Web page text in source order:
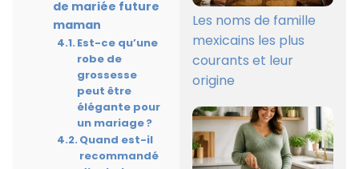
de mariée future
maman
Est-ce qu’une
robe de
grossesse
peut être
élégante pour
un mariage ?
Quand est-il
recommandé
Les noms de famille
mexicains les plus
courants et leur
origine